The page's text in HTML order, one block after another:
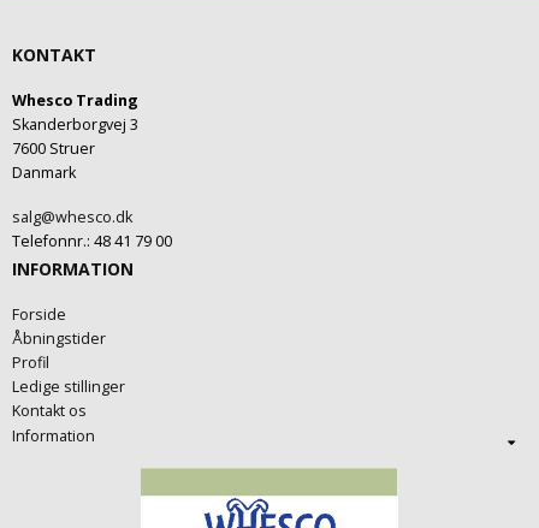
KONTAKT
Whesco Trading
Skanderborgvej 3
7600 Struer
Danmark
salg@whesco.dk
Telefonnr.: 48 41 79 00
INFORMATION
Forside
Åbningstider
Profil
Ledige stillinger
Kontakt os
Information